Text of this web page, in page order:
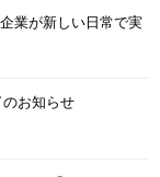
業が新しい日常で実
のお知らせ